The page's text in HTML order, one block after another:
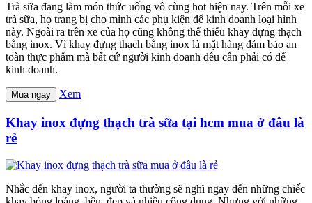
Trà sữa đang làm món thức uống vô cùng hot hiện nay. Trên mỗi xe
trà sữa, họ trang bị cho mình các phụ kiện để kinh doanh loại hình
này. Ngoài ra trên xe của họ cũng không thể thiếu khay đựng thạch
bằng inox. Vì khay đựng thạch bằng inox là mặt hàng đảm bảo an
toàn thực phẩm mà bất cứ người kinh doanh đều cần phải có để
kinh doanh.
Mua ngay Xem
Khay inox đựng thạch trà sữa tại hcm mua ở đâu là
rẻ
Nhắc đến khay inox, người ta thường sẽ nghĩ ngay đến những chiếc